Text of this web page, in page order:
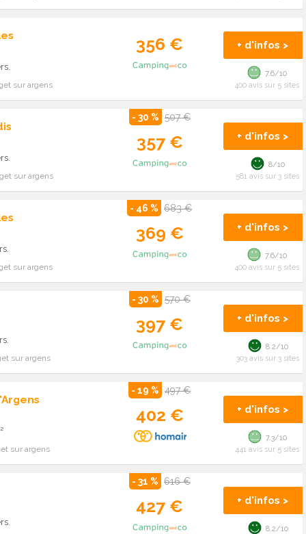
sur argens
356 € + d'infos >
7.6/10
400 avis sur 5 sites
sur argens
- 30 % 507 €
357 € + d'infos >
8/10
581 avis sur 3 sites
sur argens
- 46 % 683 €
369 € + d'infos >
7.6/10
400 avis sur 5 sites
sur argens
- 30 % 570 €
397 € + d'infos >
8.2/10
303 avis sur 3 sites
sur argens
- 19 % 497 €
402 € + d'infos >
7.3/10
441 avis sur 5 sites
- 31 % 616 €
427 € + d'infos >
8.2/10